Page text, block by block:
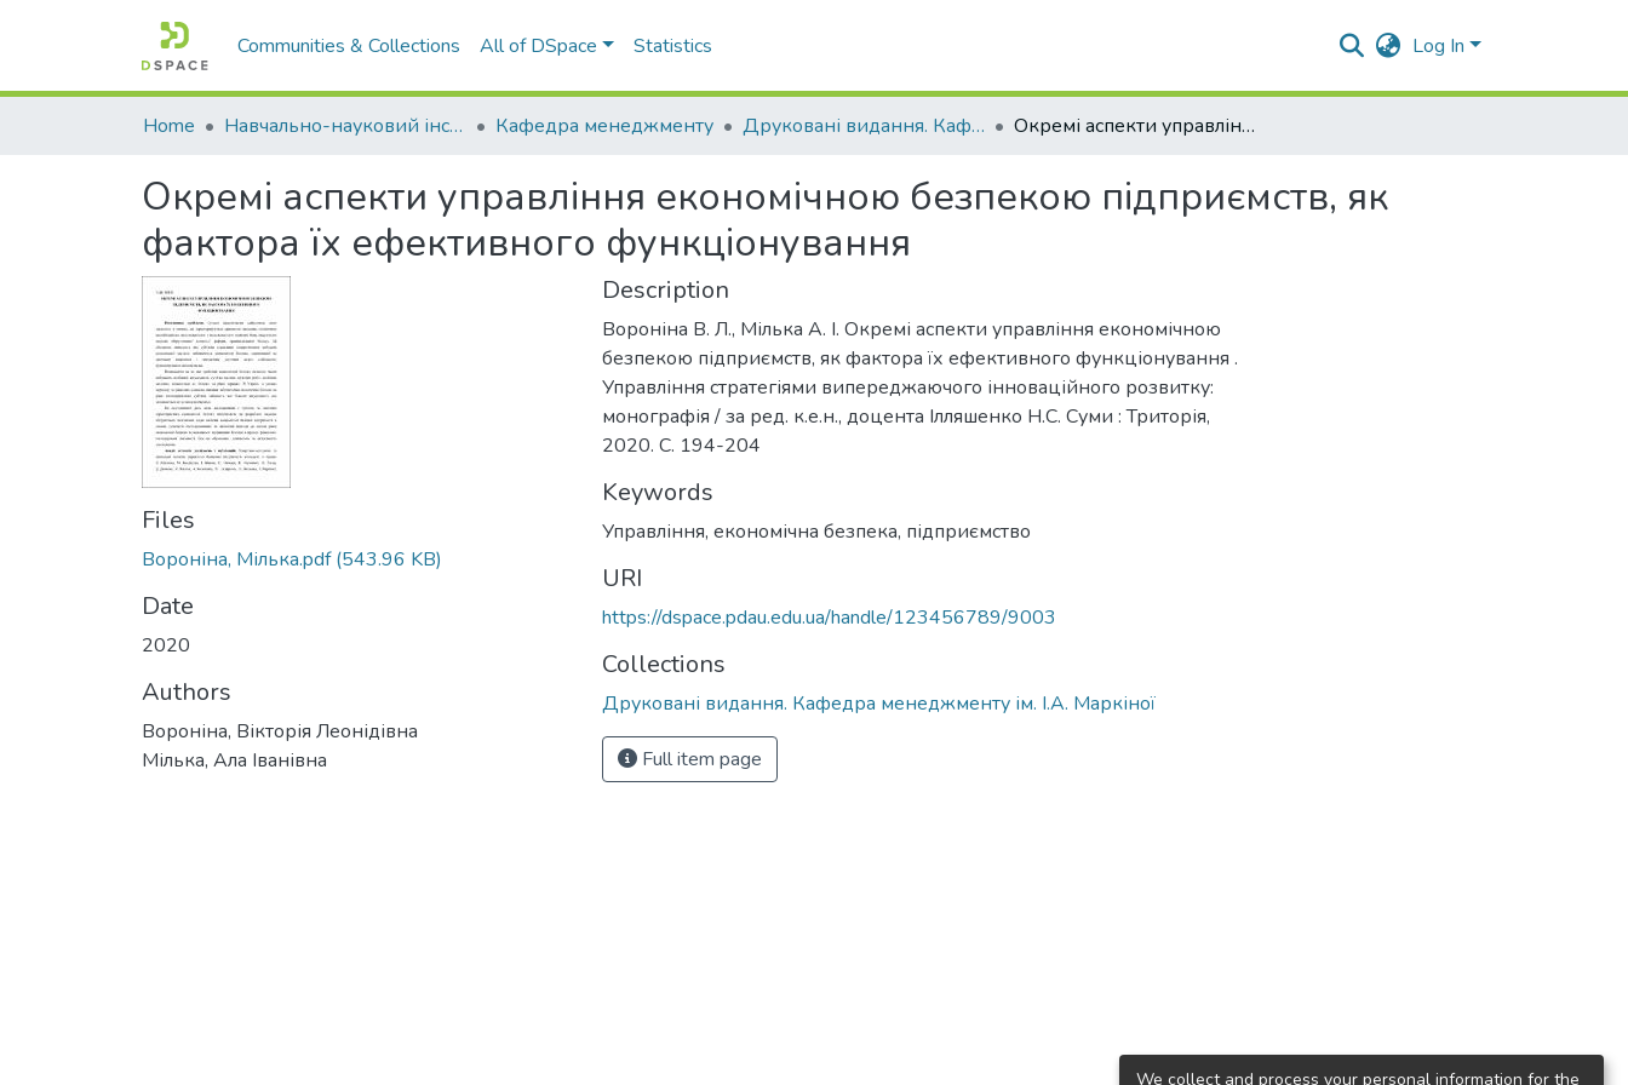
Communities & Collections All of DSpace Statistics Log In
Home Навчально-науковий інститут економіки, управління, права та інформаційних технологій Кафедра менеджменту Друковані видання. Кафедра менеджменту ім. І.А. Маркіної Окремі аспекти управління економічною безпекою підприємств, як фактора їх ефективного функціонування
Окремі аспекти управління економічною безпекою підприємств, як
фактора їх ефективного функціонування
Files
Вороніна, Мілька.pdf(543.96 KB)
Date
2020
Authors
Вороніна, Вікторія Леонідівна
Мілька, Ала Іванівна
Description
Вороніна В. Л., Мілька А. І. Окремі аспекти управління економічною
безпекою підприємств, як фактора їх ефективного функціонування .
Управління стратегіями випереджаючого інноваційного розвитку:
монографія / за ред. к.е.н., доцента Ілляшенко Н.С. Суми : Триторія,
2020. С. 194-204
Keywords
Управління, економічна безпека, підприємство
URI
https://dspace.pdau.edu.ua/handle/123456789/9003
Collections
Друковані видання. Кафедра менеджменту ім. І.А. Маркіної
Full item page
We collect and process your personal information for the